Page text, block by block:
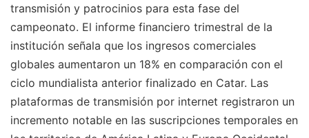
transmisión y patrocinios para esta fase del
campeonato. El informe financiero trimestral de la
institución señala que los ingresos comerciales
globales aumentaron un 18% en comparación con el
ciclo mundialista anterior finalizado en Catar. Las
plataformas de transmisión por internet registraron un
incremento notable en las suscripciones temporales en